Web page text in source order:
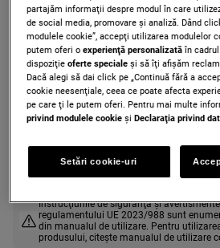
ZCG510I1WA
Aragaz pe gaz
875x500x600
Instrucţiunile de siguranţă și
regulamentului UE 2023/988 sunt
din manualul de utilizare. Pentru
produsului, citește manualul de utilizare
partajăm informaţii despre modul în care
de social media, promovare și analiză. Dând
modulele cookie”, accepţi utilizarea modulelor
putem oferi oexperienţă personalizată în
dispoziţieoferte speciale și să îţi afișăm
Dacă alegi să dai click pe „Continuă fără a
cookie neesenţiale, ceea ce poate afecta
pe care ţi le putem oferi. Pentru mai multe
privind modulele cookie șiDeclaraţia privind
Setări cookie-uri